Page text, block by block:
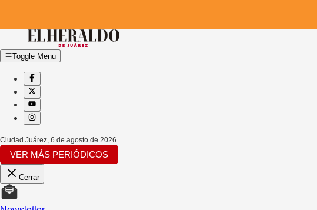
Toggle Menu
Ciudad Juárez 6 de agosto de 2026
VER MÁS PERIÓDICOS
Cerrar